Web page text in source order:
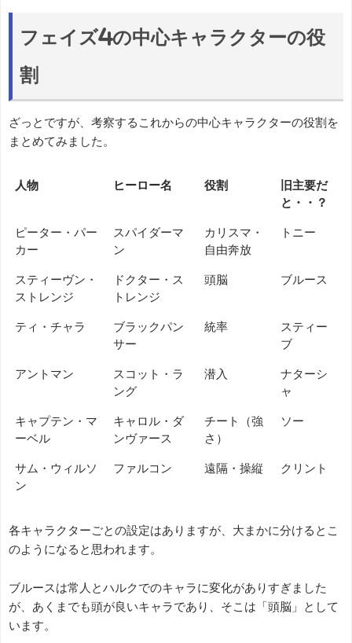
フェイズ4の中心キャラクターの役
割
ざっとですが、考察するこれからの中心キャラクターの役割を
まとめてみました。
人物 ヒーロー名 役割
旧主要だ
と・・？
ピーター・パー
カー
スパイダーマ
ン
カリスマ・
自由奔放
トニー
スティーヴン・
ストレンジ
ドクター・ス
トレンジ
頭脳 ブルース
ティ・チャラ
ブラックパン
サー
統率
スティー
ブ
アントマン
スコット・ラ
ング
潜入
ナターシ
ャ
キャプテン・マ
ーベル
キャロル・ダ
ンヴァース
チート（強
さ）
ソー
サム・ウィルソ
ン
ファルコン 遠隔・操縦 クリント
各キャラクターごとの設定はありますが、大まかに分けるとこ
のようになると思われます。
ブルースは常人とハルクでのキャラに変化がありすぎました
が、あくまでも頭が良いキャラであり、そこは「頭脳」として
います。